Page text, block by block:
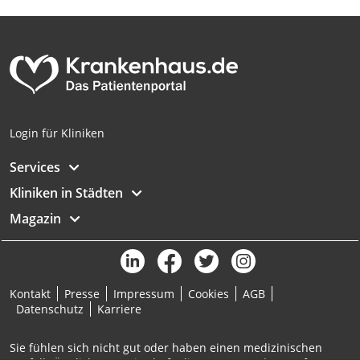
Login für Kliniken
Services
Kliniken in Städten
Magazin
Kontakt Presse Impressum Cookies
AGB
Datenschutz
Karriere
Sie fühlen sich nicht gut oder haben einen medizinischen
Analyse von Zielgruppen durch Statistiken
Entwicklung und Verbesserung der
Angebote
Verwendung reduzierter Daten zur Auswahl
von Inhalten
IAB-Besonderheiten:
Verwendung genauer Standortdaten
Geräte anhand von aktiv angeforderten
Informationen identifizieren
Nicht-IAB-Verarbeitungszwecke:
Notwendig
Funktional